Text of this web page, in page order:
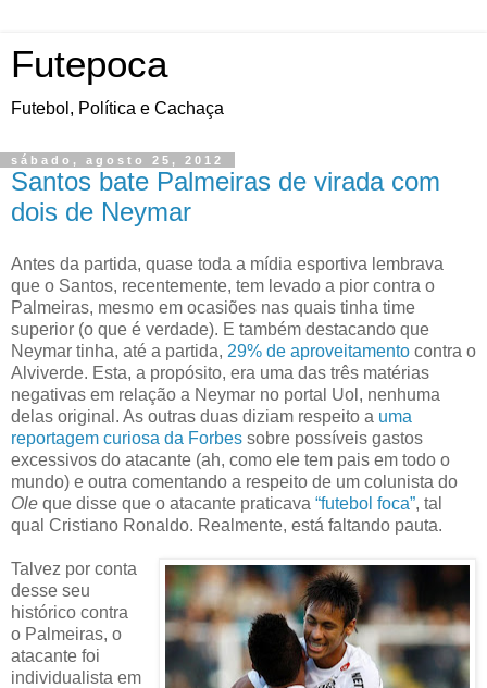
Futepoca
Futebol, Política e Cachaça
sábado, agosto 25, 2012
Santos bate Palmeiras de virada com
dois de Neymar
Antes da partida, quase toda a mídia esportiva lembrava
que o Santos, recentemente, tem levado a pior contra o
Palmeiras, mesmo em ocasiões nas quais tinha time
superior (o que é verdade). E também destacando que
Neymar tinha, até a partida, 29% de aproveitamento contra o
Alviverde. Esta, a propósito, era uma das três matérias
negativas em relação a Neymar no portal Uol, nenhuma
delas original. As outras duas diziam respeito a uma
reportagem curiosa da Forbes sobre possíveis gastos
excessivos do atacante (ah, como ele tem pais em todo o
mundo) e outra comentando a respeito de um colunista do
Ole que disse que o atacante praticava “futebol foca”, tal
qual Cristiano Ronaldo. Realmente, está faltando pauta.
Talvez por conta
desse seu
histórico contra
o Palmeiras, o
atacante foi
individualista em